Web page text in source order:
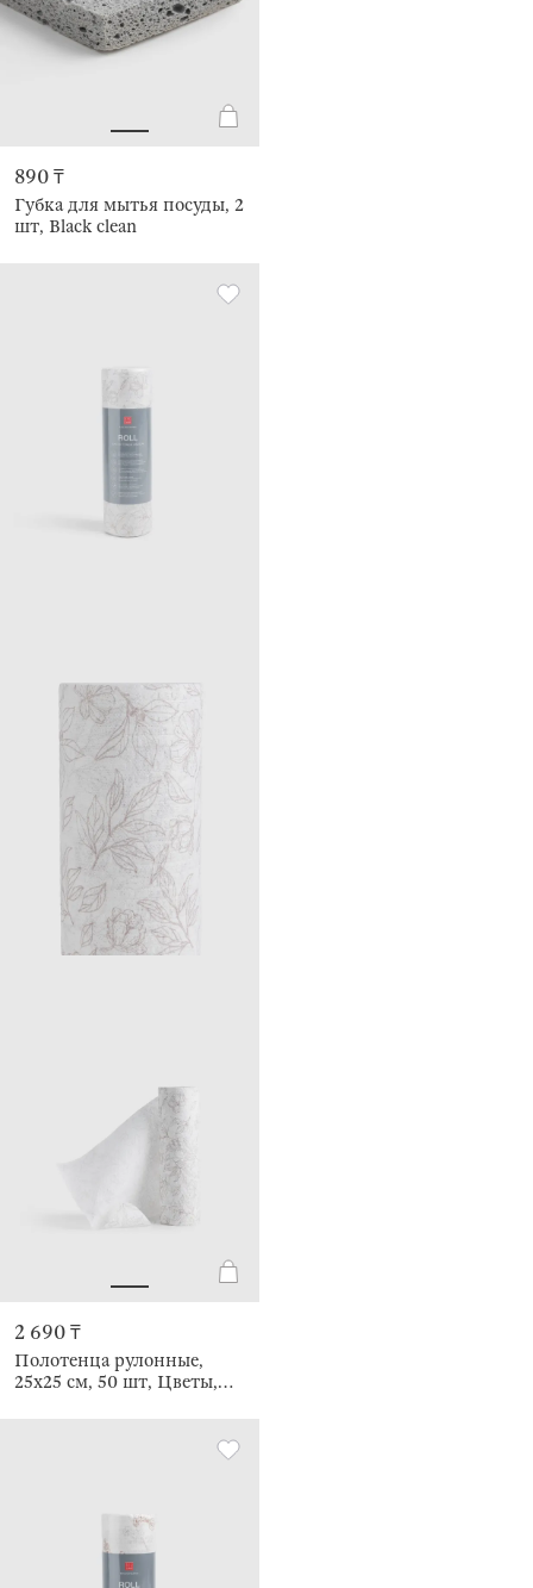
890 ₸
Губка для мытья посуды, 2
шт, Black clean
2 690 ₸
Полотенца рулонные,
25х25 см, 50 шт, Цветы,